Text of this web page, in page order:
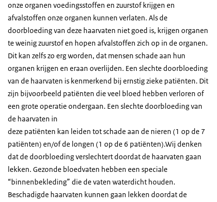
onze organen voedingsstoffen en zuurstof krijgen en
afvalstoffen onze organen kunnen verlaten. Als de
doorbloeding van deze haarvaten niet goed is, krijgen organen
te weinig zuurstof en hopen afvalstoffen zich op in de organen.
Dit kan zelfs zo erg worden, dat mensen schade aan hun
organen krijgen en eraan overlijden. Een slechte doorbloeding
van de haarvaten is kenmerkend bij ernstig zieke patiënten. Dit
zijn bijvoorbeeld patiënten die veel bloed hebben verloren of
een grote operatie ondergaan. Een slechte doorbloeding van
de haarvaten in
deze patiënten kan leiden tot schade aan de nieren (1 op de 7
patiënten) en/of de longen (1 op de 6 patiënten).Wij denken
dat de doorbloeding verslechtert doordat de haarvaten gaan
lekken. Gezonde bloedvaten hebben een speciale
“binnenbekleding” die de vaten waterdicht houden.
Beschadigde haarvaten kunnen gaan lekken doordat de